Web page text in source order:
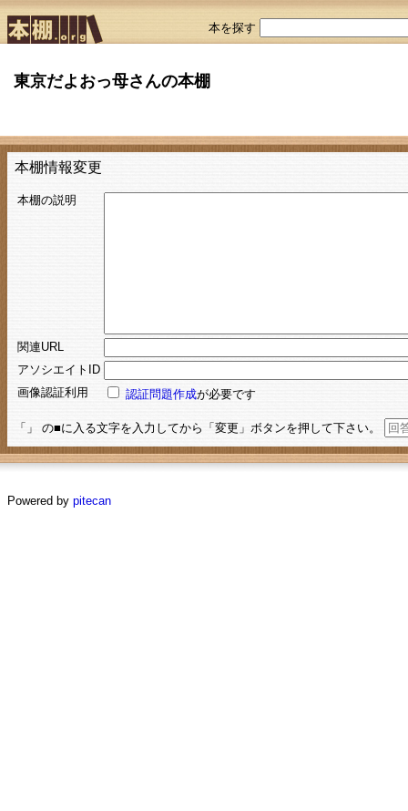
本を探す
東京だよおっ母さんの本棚
本棚情報変更
本棚の説明
関連URL
アソシエイトID
画像認証利用
認証問題作成が必要です
「」 の■に入る文字を入力してから「変更」ボタンを押して下さい。
Powered by pitecan